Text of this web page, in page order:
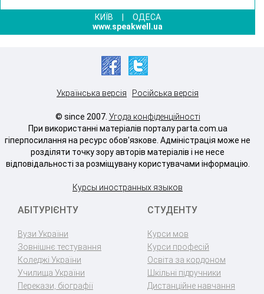
КИЇВ
ОДЕСА
www.speakwell.ua
Українська версія Російська версія
© since 2007. Угода конфіденційності
При використанні матеріалів порталу parta.com.ua
гіперпосилання на ресурс обов'язкове. Адміністрація може не
розділяти точку зору авторів матеріалів і не несе
відповідальності за розміщувану користувачами інформацію.
Курсы иностранных языков
АБІТУРІЄНТУ
Вузи України
Зовнішнє тестування
Коледжі України
Училища України
Перекази, біографії
СТУДЕНТУ
Курси мов
Курси професій
Освіта за кордоном
Шкільні підручники
Дистанційне навчання